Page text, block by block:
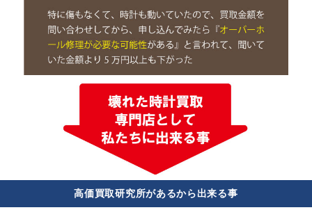
高価買取研究所があるから出来る事